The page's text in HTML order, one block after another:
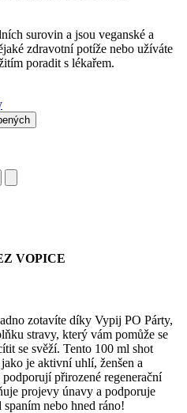
surovin a jsou veganské a
zdravotní potíže nebo užíváte
poradit s lékařem.
VOPICE
zotavíte díky Vypij PO Párty,
stravy, který vám pomůže se
se svěží. Tento 100 ml shot
je aktivní uhlí, ženšen a
přirozené regenerační
projevy únavy a podporuje
nebo hned ráno!